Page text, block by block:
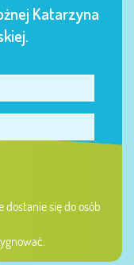
Katarzyna
się do osób